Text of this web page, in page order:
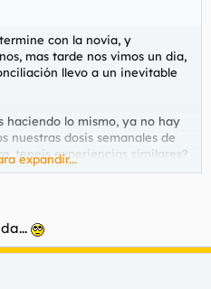
con la novia, y
mas tarde nos vimos un dia,
llevo a un inevitable
haciendo lo mismo, ya no hay
nuestras dosis semanales de
teneis experiencias similares?
expandir...